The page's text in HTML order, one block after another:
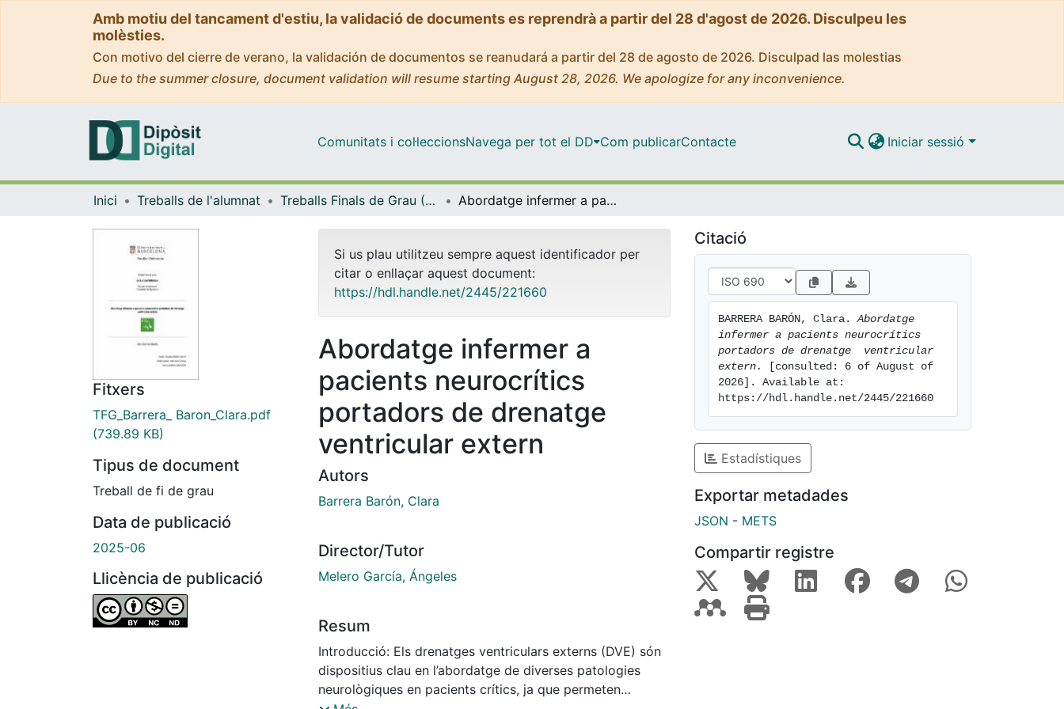
Amb motiu del tancament d'estiu, la validació de documents es reprendrà a partir del 28 d'agost de 2026. Disculpeu les
molèsties.
Con motivo del cierre de verano, la validación de documentos se reanudará a partir del 28 de agosto de 2026. Disculpad las molestias
Due to the summer closure, document validation will resume starting August 28, 2026. We apologize for any inconvenience.
Comunitats i col·leccionsNavega per tot el DD Com publicarContacte Iniciar sessió
Inici Treballs de l'alumnat Treballs Finals de Grau (TFG) - Infermeria Abordatge infermer a pacients neurocrítics portadors de drenatge ventricular extern
Fitxers
TFG_Barrera_ Baron_Clara.pdf
(739.89 KB)
Tipus de document
Treball de fi de grau
Data de publicació
2025-06
Llicència de publicació
Si us plau utilitzeu sempre aquest identificador per
citar o enllaçar aquest document:
https://hdl.handle.net/2445/221660
Abordatge infermer a
pacients neurocrítics
portadors de drenatge
ventricular extern
Autors
Barrera Barón, Clara
Director/Tutor
Melero García, Ángeles
Resum
Introducció: Els drenatges ventriculars externs (DVE) són
dispositius clau en l’abordatge de diverses patologies
neurològiques en pacients crítics, ja que permeten
Citació
BARRERA BARÓN, Clara. Abordatge
infermer a pacients neurocrítics
portadors de drenatge  ventricular
extern.
[consulted: 6 of August of
2026]. Available at:
https://hdl.handle.net/2445/221660
Estadístiques
Exportar metadades
JSON - METS
Compartir registre